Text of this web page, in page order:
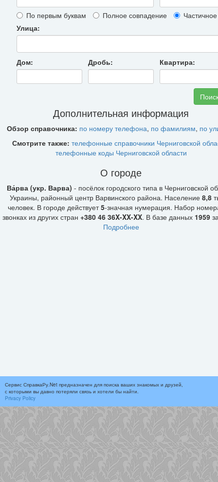
По первым буквам Полное совпадение
Частичное
Улица:
Дом: Дробь: Квартира:
Дополнительная информация
Обзор справочника: по номеру телефона, по фамилиям, по
Смотрите также: телефонные справочники Черниговской
телефонные коды Черниговской области
О городе
Ва́рва (укр. Варва) - посёлок городского типа в Черниговской
Украины, районный центр Варвинского района. Население 8,8
человек. В городе действует5-значная нумерация. Набор
звонках из других стран +380 46 36X-XX-XX. В базе данных 1959
Подробнее
Сервис СправкаРу.Net предназначен для поиска ваших знакомых и друзей,
с которыми вы давно потеряли связь и хотели бы найти.
Privacy Policy